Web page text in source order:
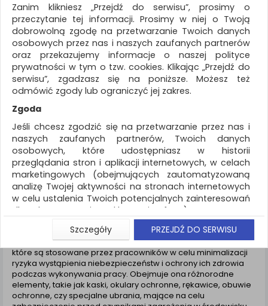
KATEGORIE
WSZYSTKIE KATEGORIE
FILTRY
Więcej
REKLAMA
AKTUALNOŚCI
Ochrona indywidualna
ZNALEZIONYCH PRODUKTÓW: 1214
OCHRONA INDYWIDUALNA
Ochrona indywidualna to zestaw środków, zabezpieczeń,
które są stosowane przez pracowników w celu minimalizacji
ryzyka wystąpienia niebezpieczeństw i ochrony ich zdrowia
podczas wykonywania pracy. Obejmuje ona różnorodne
elementy, takie jak kaski, okulary ochronne, rękawice, obuwie
ochronne, czy specjalne ubrania, mające na celu
Zanim klikniesz „Przejdź do serwisu”, prosimy o
przeczytanie tej informacji. Prosimy w niej o Twoją
dobrowolną zgodę na przetwarzanie Twoich danych
osobowych przez nas i naszych zaufanych partnerów
oraz przekazujemy informacje o naszej polityce
prywatności w tym o tzw. cookies. Klikając „Przejdź do
serwisu”, zgadzasz się na poniższe. Możesz też
odmówić zgody lub ograniczyć jej zakres.
Zgoda
Jeśli chcesz zgodzić się na przetwarzanie przez nas i
naszych zaufanych partnerów, Twoich danych
osobowych, które udostępniasz w historii
przeglądania stron i aplikacji internetowych, w celach
marketingowych (obejmujących zautomatyzowaną
analizę Twojej aktywności na stronach internetowych
w celu ustalenia Twoich potencjalnych zainteresowań
dla dostosowania reklamy i oferty), w tym na
umieszczanie tzw. cookies na Twoich urządzeniach i
ich odczytywanie, kliknij przycisk „Przejdź do serwisu”.
Jeśli nie chcesz wyrazić zgody lub ograniczyć jej
zakres, kliknij „Szczegóły”, gdzie znajdziesz wszelkie
informacje o tym jak to zrobić . Te same informacje
znajdziesz także na podstronie z naszą polityką
prywatności obowiązującą od 25 maja 2018.
Szczegóły PRZEJDŹ DO SERWISU